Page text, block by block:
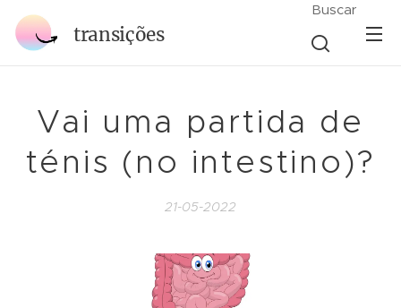
transições
Buscar
Vai uma partida de
ténis (no intestino)?
21-05-2022